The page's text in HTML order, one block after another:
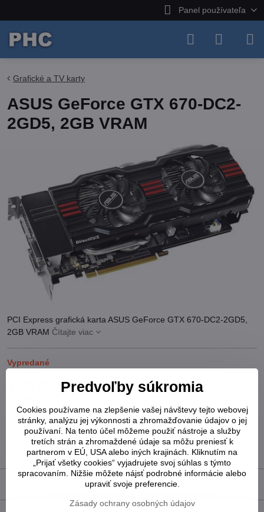
Panel používateľa
Grafické a TV karty
ASUS GeForce GTX 670-DC2-
2GD5, 2GB VRAM
PCI Express grafická karta ASUS GeForce GTX 670-DC2-2GD5,
2GB VRAM Čítajte viac
Vypredané
110,70 €
Pridať k Obľúbeným Otázka k produktu
Strážny pes
Doručenia
Výrobca:ASUS
Predvoľby súkromia
Cookies používame na zlepšenie vašej návštevy tejto webovej
stránky, analýzu jej výkonnosti a zhromažďovanie údajov o jej
používaní. Na tento účel môžeme použiť nástroje a služby
tretích strán a zhromaždené údaje sa môžu preniesť k
partnerom v EÚ, USA alebo iných krajinách. Kliknutím na
„Prijať všetky cookies“ vyjadrujete svoj súhlas s týmto
spracovaním. Nižšie môžete nájsť podrobné informácie alebo
upraviť svoje preferencie.
Zásady ochrany osobných údajov